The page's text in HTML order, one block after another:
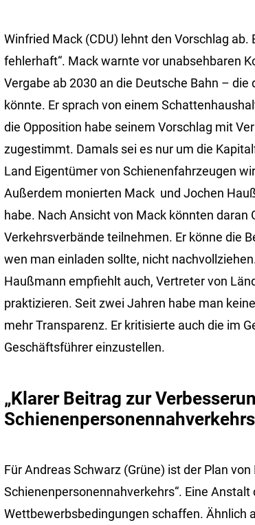
Winfried Mack (CDU) lehnt den Vorschlag
fehlerhaft“. Mack warnte vor unabsehbaren
Vergabe ab 2030 an die Deutsche Bahn –
könnte. Er sprach von einem
die Opposition habe seinem Vorschlag mit
zugestimmt. Damals sei es nur um die
Land Eigentümer von Schienenfahrzeugen
Außerdem monierten Mack und Jochen
habe. Nach Ansicht von Mack könnten daran
Verkehrsverbände teilnehmen. Er könne die
wen man einladen sollte, nicht
Haußmann empfiehlt auch, Vertreter von
praktizieren. Seit zwei Jahren habe man
mehr Transparenz. Er kritisierte auch die im
Geschäftsführer einzustellen.
„Klarer Beitrag zur
Für Andreas Schwarz (Grüne) ist der Plan
Schienenpersonennahverkehrs“. Eine
Wettbewerbsbedingungen schaffen. Ähnlich